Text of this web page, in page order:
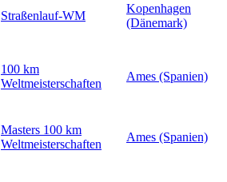
Straßenlauf-WM
Kopenhagen
(Dänemark)
100 km
Weltmeisterschaften
Ames (Spanien)
Masters 100 km
Weltmeisterschaften
Ames (Spanien)